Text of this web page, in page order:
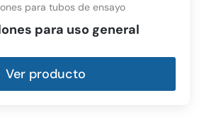
para tubos de ensayo
para uso general
Ver producto